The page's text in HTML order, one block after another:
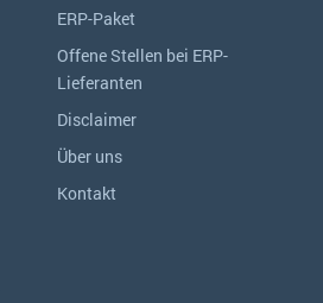
ERP-Paket
Offene Stellen bei ERP-
Lieferanten
Disclaimer
Über uns
Kontakt